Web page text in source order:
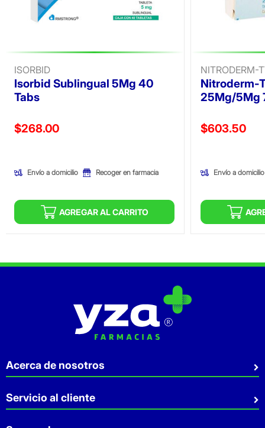
ISORBID
Isorbid Sublingual 5Mg 40
Tabs
Precio reducido de
$268.00
Envío a domicilio Recoger en farmacia
AGREGAR AL CARRITO
NITRODERM-
Nitroderm-
25Mg/5Mg
Precio
$603.50
Envío a domicilio
Acerca de nosotros
Quiénes somos
Sostenibilidad
Servicio al cliente